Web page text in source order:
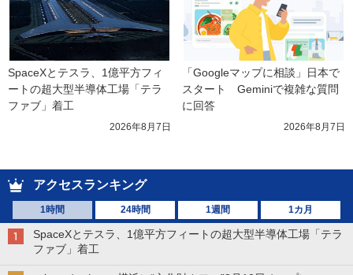
SpaceXとテスラ、1億平方フィ
ートの超大型半導体工場「テラ
ファブ」着工
2026年8月7日
「Googleマップに相談」日本で
スタート　Geminiで複雑な質問
に回答
2026年8月7日
アクセスランキング
1時間 24時間 1週間 1カ月
SpaceXとテスラ、1億平方フィートの超大型半導体工場「テラ
ファブ」着工